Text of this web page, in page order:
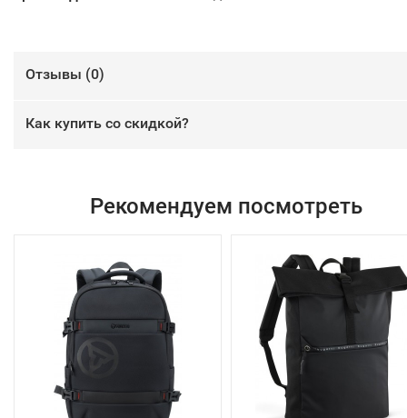
Отзывы (0)
Как купить со скидкой?
Рекомендуем посмотреть